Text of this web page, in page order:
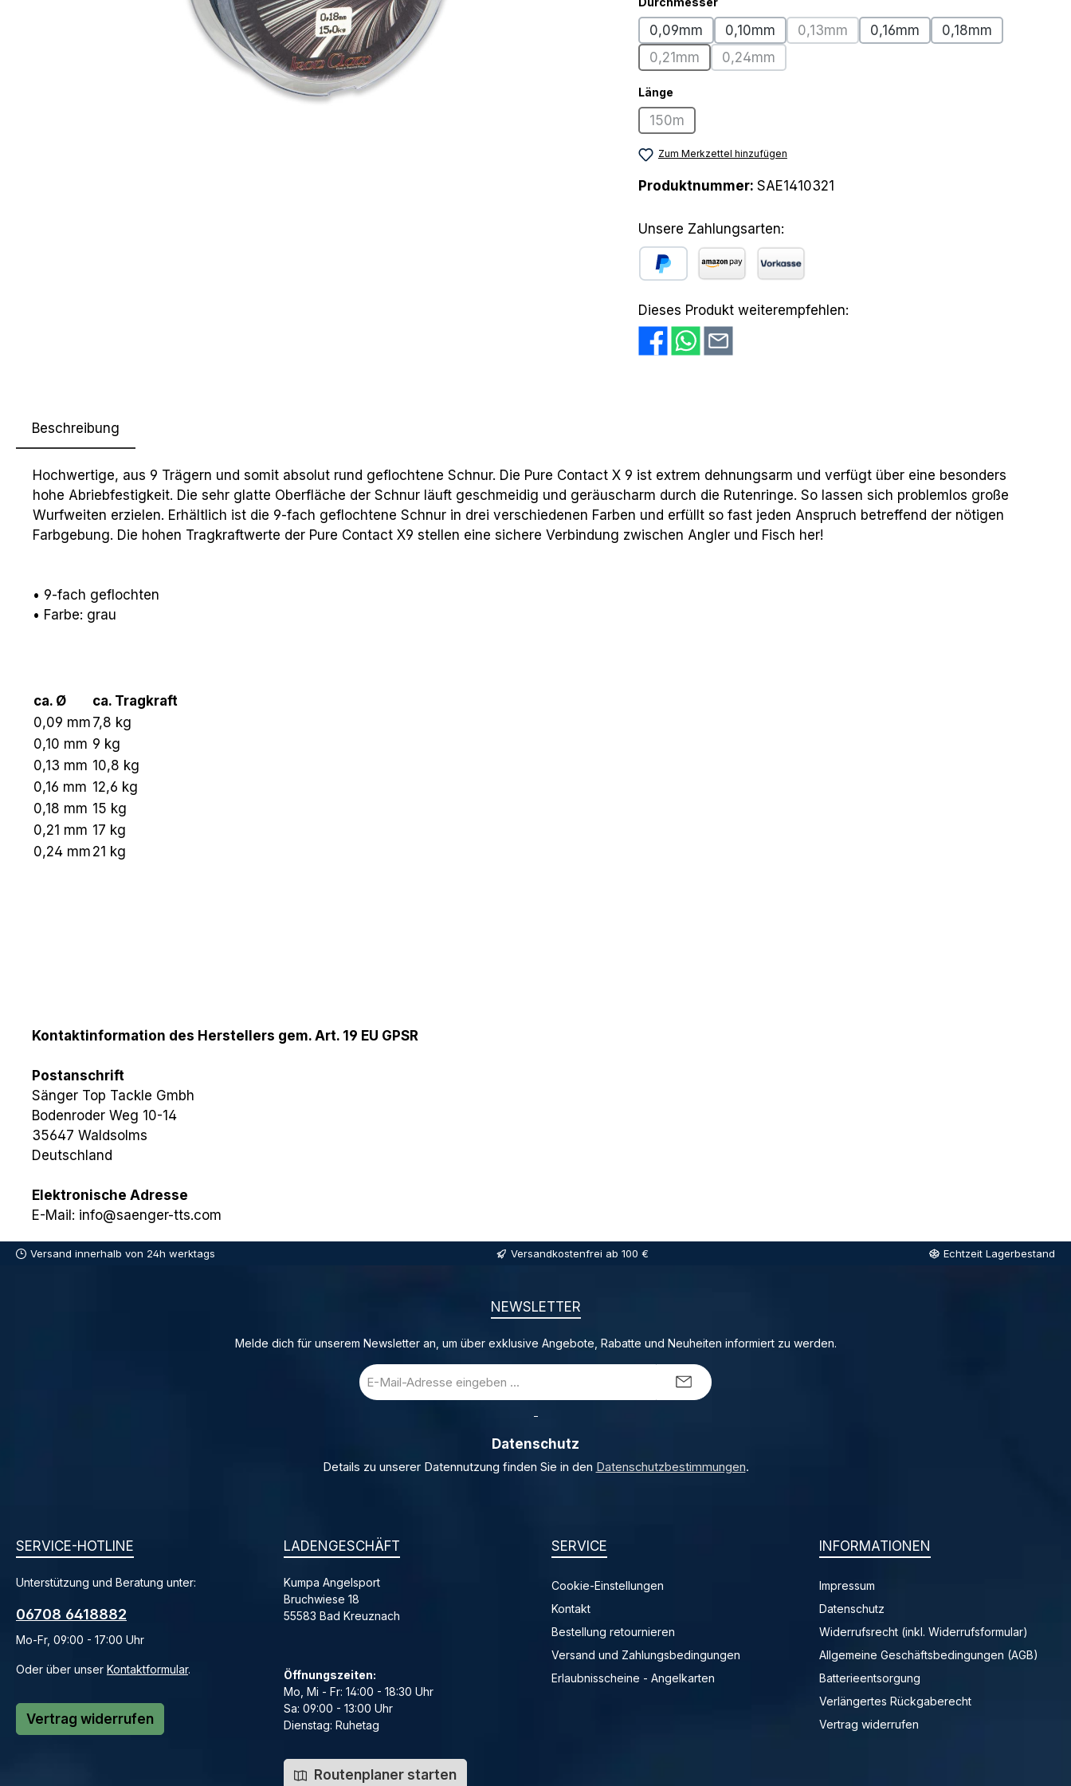
0,09mm 0,10mm 0,13mm
(Diese Option ist zurzeit nicht verfügbar.)
0,16mm
0,18mm
0,21mm
(Diese Option ist zurzeit nicht verfügbar.)
0,24mm
(Diese Option ist zurzeit nicht verfügbar.)
Längeauswählen
150m
(Diese Option ist zurzeit nicht verfügbar.)
Zum Merkzettel hinzufügen
Produktnummer: SAE1410321
Unsere Zahlungsarten:
Dieses Produkt weiterempfehlen:
Beschreibung
Hochwertige, aus 9 Trägern und somit absolut rund geflochtene Schnur. Die Pure Contact X 9 ist extrem dehnungsarm und verfügt über eine besonders
hohe Abriebfestigkeit. Die sehr glatte Oberfläche der Schnur läuft geschmeidig und geräuscharm durch die Rutenringe. So lassen sich problemlos große
Wurfweiten erzielen. Erhältlich ist die 9-fach geflochtene Schnur in drei verschiedenen Farben und erfüllt so fast jeden Anspruch betreffend der nötigen
Farbgebung. Die hohen Tragkraftwerte der Pure Contact X9 stellen eine sichere Verbindung zwischen Angler und Fisch her!
• 9-fach geflochten
• Farbe: grau
ca. Ø
ca. Tragkraft
0,09 mm 7,8 kg
0,10 mm 9 kg
0,13 mm 10,8 kg
0,16 mm 12,6 kg
0,18 mm 15 kg
0,21 mm 17 kg
0,24 mm 21 kg
Kontaktinformation des Herstellers gem. Art. 19 EU GPSR
Postanschrift
Sänger Top Tackle Gmbh
Bodenroder Weg 10-14
35647 Waldsolms
Deutschland
Elektronische Adresse
E-Mail: info@saenger-tts.com
Versand innerhalb von 24h werktags Versandkostenfrei ab 100 € Echtzeit Lagerbestand
NEWSLETTER
Melde dich für unserem Newsletter an, um über exklusive Angebote, Rabatte und Neuheiten informiert zu werden.
E-
Mail-
Datenschutz
Details zu unserer Datennutzung finden Sie in den Datenschutzbestimmungen.
SERVICE-HOTLINE
Unterstützung und Beratung unter:
06708 6418882
Mo-Fr, 09:00 - 17:00 Uhr
Oder über unser Kontaktformular.
Vertrag widerrufen
LADENGESCHÄFT
Kumpa Angelsport
Bruchwiese 18
55583 Bad Kreuznach
Öffnungszeiten:
Mo, Mi - Fr: 14:00 - 18:30 Uhr
Sa: 09:00 - 13:00 Uhr
Dienstag: Ruhetag
Routenplaner starten
SERVICE
Cookie-Einstellungen
Kontakt
Bestellung retournieren
Versand und Zahlungsbedingungen
Erlaubnisscheine - Angelkarten
INFORMATIONEN
Impressum
Datenschutz
Widerrufsrecht (inkl. Widerrufsformular)
Allgemeine Geschäftsbedingungen (AGB)
Batterieentsorgung
Verlängertes Rückgaberecht
Vertrag widerrufen